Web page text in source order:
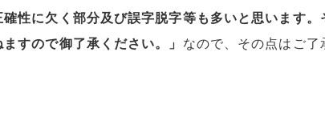
確性に欠く部分及び誤字脱字等も多いと思います
すので御了承ください。」 なので、その点はご了